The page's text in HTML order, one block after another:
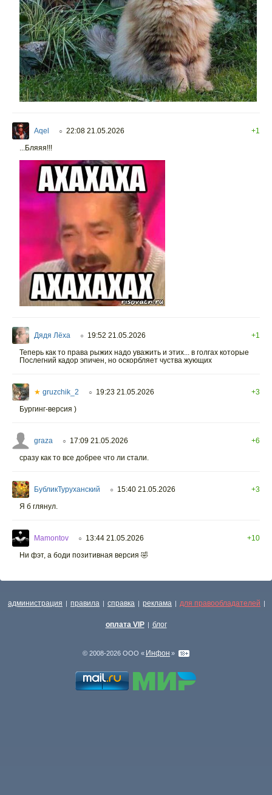
Aqel ○ 22:08 21.05.2026
+1
...Бляяя!!!
Дядя Лёха ○ 19:52 21.05.2026
+1
Теперь как то права рыжих надо уважить и этих... в голгах которые
Послегний кадор эпичен, но оскорбляет чуства жующих
★ gruzchik_2 ○ 19:23 21.05.2026
+3
Бургинг-версия )
graza ○ 17:09 21.05.2026
+6
сразу как то все добрее что ли стали.
БубликТуруханский ○ 15:40 21.05.2026
+3
Я б глянул.
Mamontov ○ 13:44 21.05.2026
+10
Ни фэт, а боди позитивная версия 🤣
администрация | правила | справка | реклама | для правообладателей |
оплата VIP | блог
© 2008-2026 ООО « Инфон »